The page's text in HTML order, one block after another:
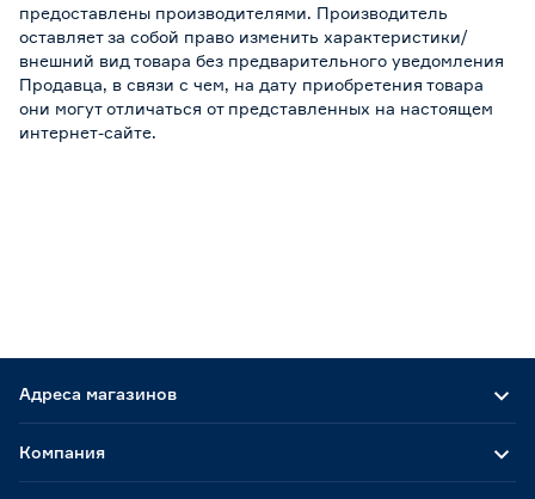
предоставлены производителями. Производитель
оставляет за собой право изменить характеристики/
внешний вид товара без предварительного уведомления
Продавца, в связи с чем, на дату приобретения товара
они могут отличаться от представленных на настоящем
интернет-сайте.
Адреса магазинов
Компания